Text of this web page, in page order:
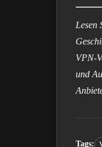
Lesen
VPN-
und
Tags: